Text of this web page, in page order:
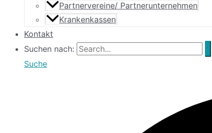
Partnervereine/ Partnerunternehmen
Krankenkassen
Kontakt
Suchen nach:
Suche